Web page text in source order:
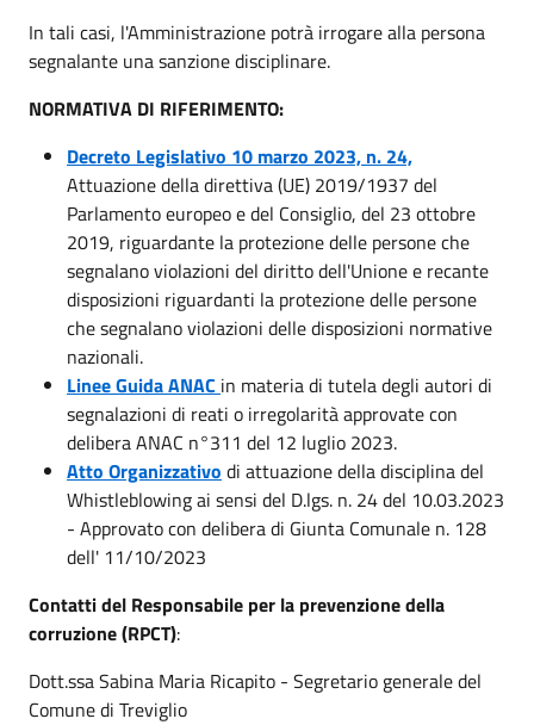
In tali casi, l'Amministrazione potrà irrogare alla persona
segnalante una sanzione disciplinare.
NORMATIVA DI RIFERIMENTO:
Decreto Legislativo 10 marzo 2023, n. 24,
Attuazione della direttiva (UE) 2019/1937 del
Parlamento europeo e del Consiglio, del 23 ottobre
2019, riguardante la protezione delle persone che
segnalano violazioni del diritto dell'Unione e recante
disposizioni riguardanti la protezione delle persone
che segnalano violazioni delle disposizioni normative
nazionali.
Linee Guida ANAC in materia di tutela degli autori di
segnalazioni di reati o irregolarità approvate con
delibera ANAC n°311 del 12 luglio 2023.
Atto Organizzativo di attuazione della disciplina del
Whistleblowing ai sensi del D.lgs. n. 24 del 10.03.2023
- Approvato con delibera di Giunta Comunale n. 128
dell' 11/10/2023
Contatti del Responsabile per la prevenzione della
corruzione (RPCT):
Dott.ssa Sabina Maria Ricapito - Segretario generale del
Comune di Treviglio